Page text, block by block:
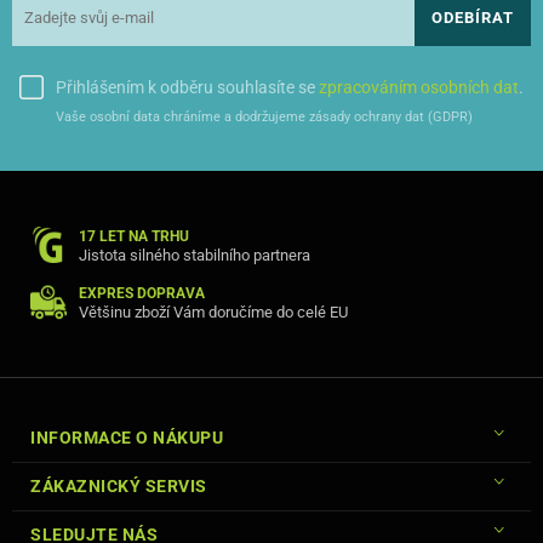
dotek,díky jeho měkkému povrchu se příjemně drží v ruce.Pouzdro
technologie v šitého magnetu pod kryt pouzdra, tím nekazí vzhled
ODEBÍRAT
Přihlášením k odběru souhlasíte sezpracováním osobních dat.
Vaše osobní data chráníme a dodržujeme zásady ochrany dat (GDPR)
17 LET NA TRHU
Jistota silného stabilního partnera
EXPRES DOPRAVA
Většinu zboží Vám doručíme do celé EU
INFORMACE O NÁKUPU
ZÁKAZNICKÝ SERVIS
SLEDUJTE NÁS